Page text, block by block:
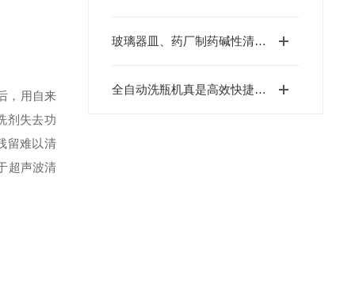
玻璃器皿、药厂制药碱性清洗剂的使用方法
全自动洗瓶机真是高效快捷的好助手
，用自来
剂失去功
留难以清
超声波清